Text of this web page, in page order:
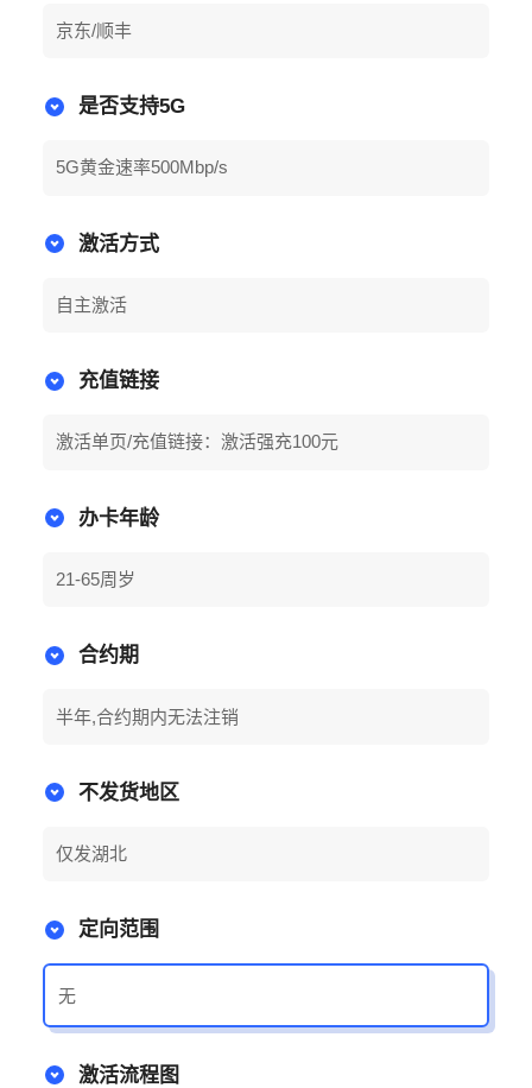
京东/顺丰
是否支持5G
5G黄金速率500Mbp/s
激活方式
自主激活
充值链接
激活单页/充值链接：激活强充100元
办卡年龄
21-65周岁
合约期
半年,合约期内无法注销
不发货地区
仅发湖北
定向范围
无
激活流程图